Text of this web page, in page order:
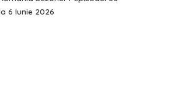
6 Iunie 2026